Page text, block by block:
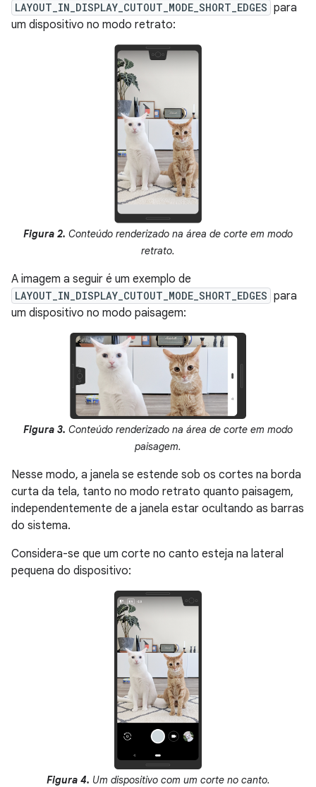
LAYOUT_IN_DISPLAY_CUTOUT_MODE_SHORT_EDGES para
um dispositivo no modo retrato:
Figura 2. Conteúdo renderizado na área de corte em modo
retrato.
A imagem a seguir é um exemplo de
LAYOUT_IN_DISPLAY_CUTOUT_MODE_SHORT_EDGES para
um dispositivo no modo paisagem:
Figura 3. Conteúdo renderizado na área de corte em modo
paisagem.
Nesse modo, a janela se estende sob os cortes na borda
curta da tela, tanto no modo retrato quanto paisagem,
independentemente de a janela estar ocultando as barras
do sistema.
Considera-se que um corte no canto esteja na lateral
pequena do dispositivo:
Figura 4. Um dispositivo com um corte no canto.